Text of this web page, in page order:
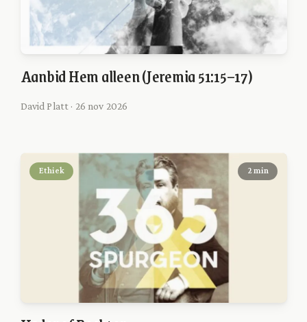
Aanbid Hem alleen (Jeremia 51:15–17)
David Platt · 26 nov 2026
Ethiek 2 min